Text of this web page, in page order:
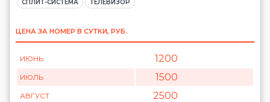
СПЛИТ-СИСТЕМА ТЕЛЕВИЗОР
ЦЕНА ЗА НОМЕР В СУТКИ, РУБ.
ИЮНЬ 1200
ИЮЛЬ 1500
АВГУСТ 2500